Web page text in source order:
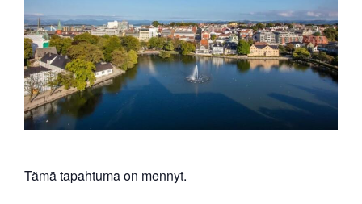
Tämä tapahtuma on mennyt.